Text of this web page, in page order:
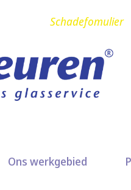
Schadefomulier
Ons werkgebied